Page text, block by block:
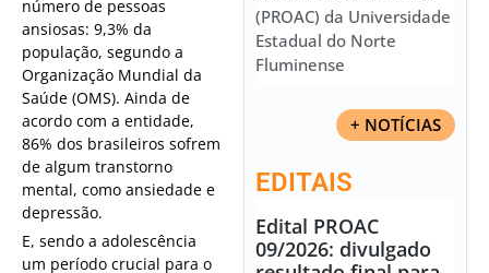
número de pessoas
ansiosas: 9,3% da
população, segundo a
Organização Mundial da
Saúde (OMS). Ainda de
acordo com a entidade,
86% dos brasileiros sofrem
de algum transtorno
mental, como ansiedade e
depressão.
E, sendo a adolescência
um período crucial para o
(PROAC) da Universidade
Estadual do Norte
Fluminense
+ NOTÍCIAS
EDITAIS
Edital PROAC
09/2026: divulgado